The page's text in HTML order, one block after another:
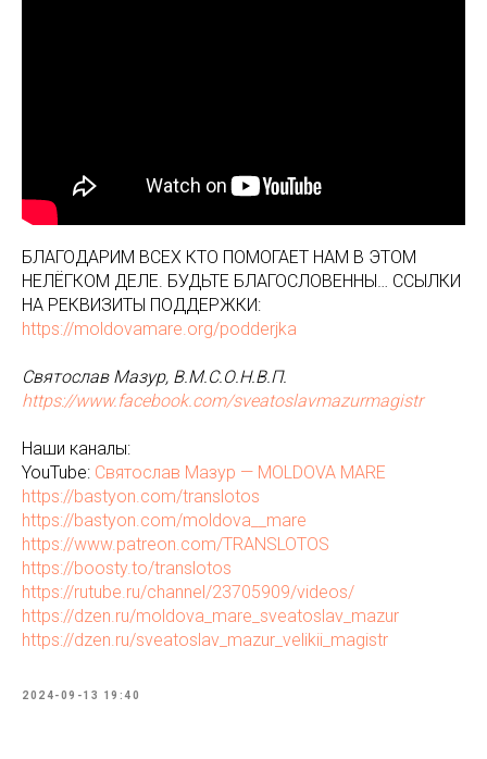
БЛАГОДАРИМ ВСЕХ КТО ПОМОГАЕТ НАМ В ЭТОМ
НЕЛЁГКОМ ДЕЛЕ. БУДЬТЕ БЛАГОСЛОВЕННЫ… ССЫЛКИ
НА РЕКВИЗИТЫ ПОДДЕРЖКИ:
https://moldovamare.org/podderjka
Святослав Мазур, В.М.С.О.Н.В.П.
https://www.facebook.com/sveatoslavmazurmagistr
Наши каналы:
YouTube: Святослав Мазур — MOLDOVA MARE
https://bastyon.com/translotos
https://bastyon.com/moldova__mare
https://www.patreon.com/TRANSLOTOS
https://boosty.to/translotos
https://rutube.ru/channel/23705909/videos/
https://dzen.ru/moldova_mare_sveatoslav_mazur
https://dzen.ru/sveatoslav_mazur_velikii_magistr
2024-09-13 19:40